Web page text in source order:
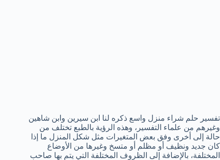
تفسير حلم شراء منزل واسع ذكره لنا ابن سيرين وابن شاهين
وغيرهم من علماء التفسير، وهذه الرؤية بالطبع تختلف من
حالة إلى أخرى وفق بعض المتغيرات مثل شكل المنزل ما إذا
كان جديد ونظيف أو مظلم أو متسخ وغيرها من الأوضاع
المختلفة، بالإضافة إلى الظروف المختلفة التي يتم بها صاحب